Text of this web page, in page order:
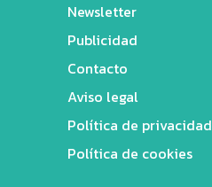
Newsletter
Publicidad
Contacto
Aviso legal
Política de privacidad
Política de cookies